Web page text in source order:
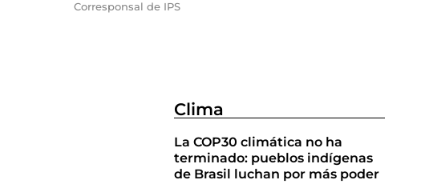
Corresponsal de IPS
Clima
La COP30 climática no ha
terminado: pueblos indígenas
de Brasil luchan por más poder